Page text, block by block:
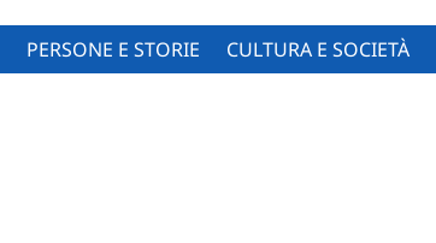
PERSONE E STORIE CULTURA E SOCIETÀ